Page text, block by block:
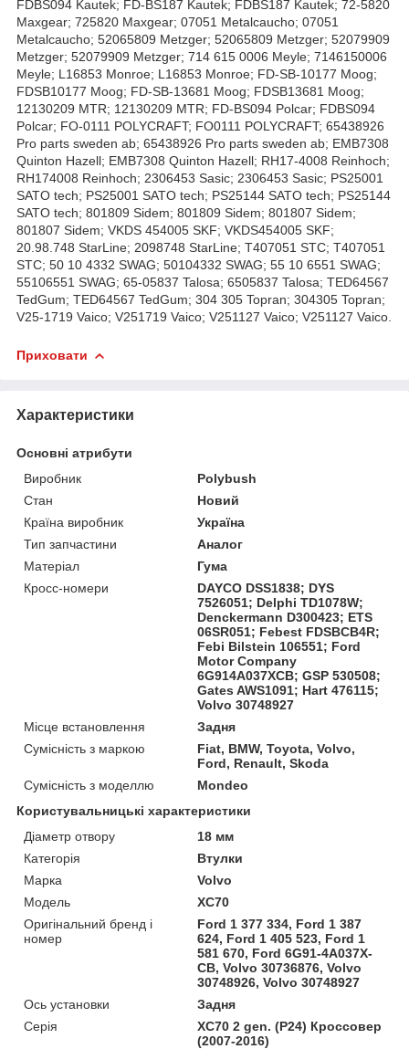
FDBS094 Kautek; FD-BS187 Kautek; FDBS187 Kautek; 72-5820
Maxgear; 725820 Maxgear; 07051 Metalcaucho; 07051
Metalcaucho; 52065809 Metzger; 52065809 Metzger; 52079909
Metzger; 52079909 Metzger; 714 615 0006 Meyle; 7146150006
Meyle; L16853 Monroe; L16853 Monroe; FD-SB-10177 Moog;
FDSB10177 Moog; FD-SB-13681 Moog; FDSB13681 Moog;
12130209 MTR; 12130209 MTR; FD-BS094 Polcar; FDBS094
Polcar; FO-0111 POLYCRAFT; FO0111 POLYCRAFT; 65438926
Pro parts sweden ab; 65438926 Pro parts sweden ab; EMB7308
Quinton Hazell; EMB7308 Quinton Hazell; RH17-4008 Reinhoch;
RH174008 Reinhoch; 2306453 Sasic; 2306453 Sasic; PS25001
SATO tech; PS25001 SATO tech; PS25144 SATO tech; PS25144
SATO tech; 801809 Sidem; 801809 Sidem; 801807 Sidem;
801807 Sidem; VKDS 454005 SKF; VKDS454005 SKF;
20.98.748 StarLine; 2098748 StarLine; T407051 STC; T407051
STC; 50 10 4332 SWAG; 50104332 SWAG; 55 10 6551 SWAG;
55106551 SWAG; 65-05837 Talosa; 6505837 Talosa; TED64567
TedGum; TED64567 TedGum; 304 305 Topran; 304305 Topran;
V25-1719 Vaico; V251719 Vaico; V251127 Vaico; V251127 Vaico.
Приховати
Характеристики
Основні атрибути
Виробник
Polybush
Стан
Новий
Країна виробник
Україна
Тип запчастини
Аналог
Матеріал
Гума
Кросс-номери
DAYCO DSS1838; DYS
7526051; Delphi TD1078W;
Denckermann D300423; ETS
06SR051; Febest FDSBCB4R;
Febi Bilstein 106551; Ford
Motor Company
6G914A037XCB; GSP 530508;
Gates AWS1091; Hart 476115;
Volvo 30748927
Місце встановлення
Задня
Сумісність з маркою
Fiat, BMW, Toyota, Volvo,
Ford, Renault, Skoda
Сумісність з моделлю
Mondeo
Користувальницькі характеристики
Діаметр отвору
18 мм
Категорія
Втулки
Марка
Volvo
Мoдель
XC70
Оригінальний бренд і
номер
Ford 1 377 334, Ford 1 387
624, Ford 1 405 523, Ford 1
581 670, Ford 6G91-4A037X-
CB, Volvo 30736876, Volvo
30748926, Volvo 30748927
Ось установки
Задня
Серія
XC70 2 gen. (P24) Кроссовер
(2007-2016)